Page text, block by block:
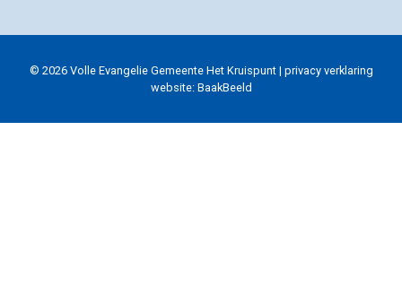
© 2026 Volle Evangelie Gemeente Het Kruispunt | privacy verklaring
website: BaakBeeld